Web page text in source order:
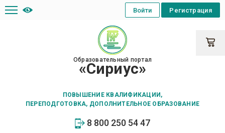
Образовательный портал
«Сириус»
ПОВЫШЕНИЕ КВАЛИФИКАЦИИ,
ПЕРЕПОДГОТОВКА, ДОПОЛНИТЕЛЬНОЕ ОБРАЗОВАНИЕ
8 800 250 54 47
Регистрация
Войти